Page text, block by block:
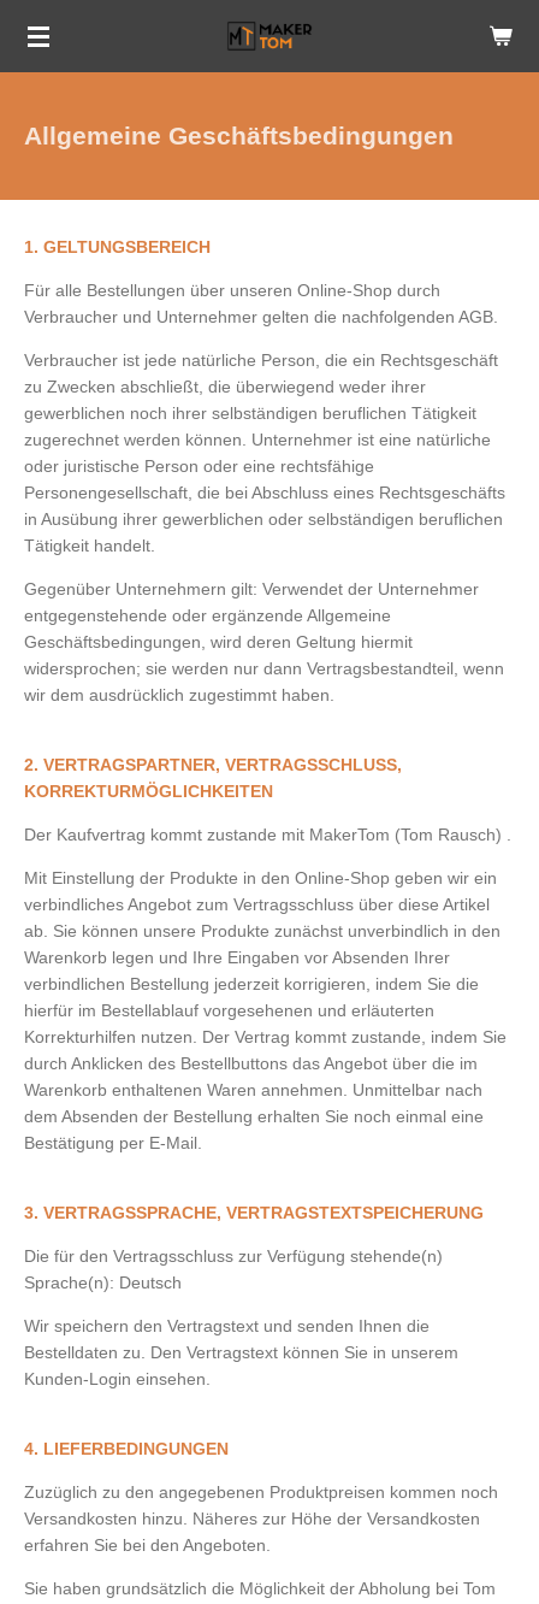
Zum
Hauptinhalt
springen
Allgemeine Geschäftsbedingungen
1. GELTUNGSBEREICH
Für alle Bestellungen über unseren Online-Shop durch
Verbraucher und Unternehmer gelten die nachfolgenden AGB.
Verbraucher ist jede natürliche Person, die ein Rechtsgeschäft
zu Zwecken abschließt, die überwiegend weder ihrer
gewerblichen noch ihrer selbständigen beruflichen Tätigkeit
zugerechnet werden können. Unternehmer ist eine natürliche
oder juristische Person oder eine rechtsfähige
Personengesellschaft, die bei Abschluss eines Rechtsgeschäfts
in Ausübung ihrer gewerblichen oder selbständigen beruflichen
Tätigkeit handelt.
Gegenüber Unternehmern gilt: Verwendet der Unternehmer
entgegenstehende oder ergänzende Allgemeine
Geschäftsbedingungen, wird deren Geltung hiermit
widersprochen; sie werden nur dann Vertragsbestandteil, wenn
wir dem ausdrücklich zugestimmt haben.
2. VERTRAGSPARTNER, VERTRAGSSCHLUSS,
KORREKTURMÖGLICHKEITEN
Der Kaufvertrag kommt zustande mit MakerTom (Tom Rausch) .
Mit Einstellung der Produkte in den Online-Shop geben wir ein
verbindliches Angebot zum Vertragsschluss über diese Artikel
ab. Sie können unsere Produkte zunächst unverbindlich in den
Warenkorb legen und Ihre Eingaben vor Absenden Ihrer
verbindlichen Bestellung jederzeit korrigieren, indem Sie die
hierfür im Bestellablauf vorgesehenen und erläuterten
Korrekturhilfen nutzen. Der Vertrag kommt zustande, indem Sie
durch Anklicken des Bestellbuttons das Angebot über die im
Warenkorb enthaltenen Waren annehmen. Unmittelbar nach
dem Absenden der Bestellung erhalten Sie noch einmal eine
Bestätigung per E-Mail.
3. VERTRAGSSPRACHE, VERTRAGSTEXTSPEICHERUNG
Die für den Vertragsschluss zur Verfügung stehende(n)
Sprache(n): Deutsch
Wir speichern den Vertragstext und senden Ihnen die
Bestelldaten zu. Den Vertragstext können Sie in unserem
Kunden-Login einsehen.
4. LIEFERBEDINGUNGEN
Zuzüglich zu den angegebenen Produktpreisen kommen noch
Versandkosten hinzu. Näheres zur Höhe der Versandkosten
erfahren Sie bei den Angeboten.
Sie haben grundsätzlich die Möglichkeit der Abholung bei Tom